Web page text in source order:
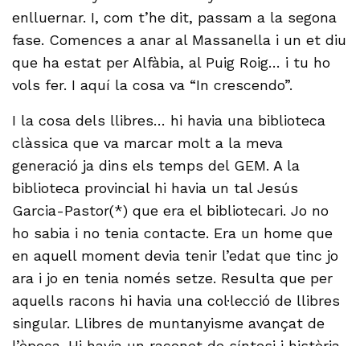
enlluernar. I, com t’he dit, passam a la segona
fase. Comences a anar al Massanella i un et diu
que ha estat per Alfàbia, al Puig Roig… i tu ho
vols fer. I aquí la cosa va “In crescendo”.
I la cosa dels llibres… hi havia una biblioteca
clàssica que va marcar molt a la meva
generació ja dins els temps del GEM. A la
biblioteca provincial hi havia un tal Jesús
Garcia-Pastor(*) que era el bibliotecari. Jo no
ho sabia i no tenia contacte. Era un home que
en aquell moment devia tenir l’edat que tinc jo
ara i jo en tenia només setze. Resulta que per
aquells racons hi havia una col·lecció de llibres
singular. Llibres de muntanyisme avançat de